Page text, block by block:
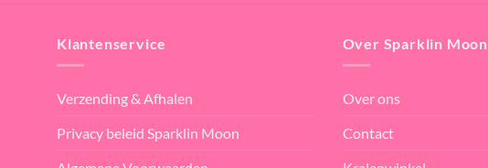
Klantenservice
Verzending & Afhalen
Privacy beleid Sparklin Moon
Over Sparklin Moon
Over ons
Contact